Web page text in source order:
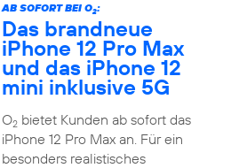
AB SOFORT BEI O2:
Das brandneue
iPhone 12 Pro Max
und das iPhone 12
mini inklusive 5G
O2bietet Kunden ab sofort das
iPhone 12 Pro Max an. Für ein
besonders realistisches